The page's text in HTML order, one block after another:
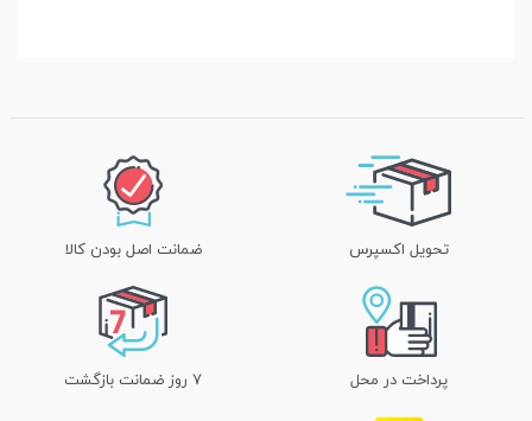
تحویل اکسپرس ضمانت اصل بودن کالا
پرداخت در محل ۷ روز ضمانت بازگشت